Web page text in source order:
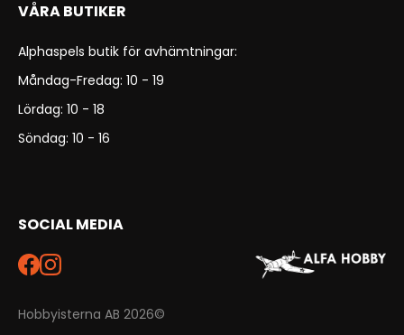
VÅRA BUTIKER
Alphaspels butik för avhämtningar:
Måndag-Fredag: 10 - 19
Lördag: 10 - 18
Söndag: 10 - 16
SOCIAL MEDIA
Hobbyisterna AB 2026©